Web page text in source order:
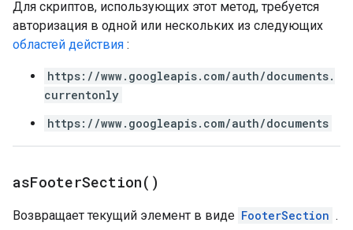
Для скриптов, использующих этот метод, требуется
авторизация в одной или нескольких из следующих
областей действия :
https://www.googleapis.com/auth/documents.
currentonly
https://www.googleapis.com/auth/documents
asFooterSection( )
Возвращает текущий элемент в виде FooterSection .